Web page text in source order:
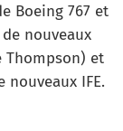
Boeing 767 et
nouveaux
Thompson) et
nouveaux IFE.